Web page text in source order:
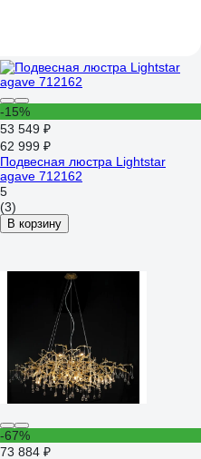
-15%
53 549 ₽
62 999 ₽
Подвесная люстра Lightstar
agave 712162
5
(3)
В корзину
-67%
73 884 ₽